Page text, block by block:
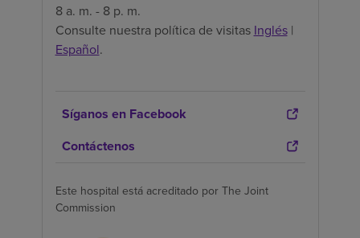
8 a. m. - 8 p. m.
Consulte nuestra política de visitas Inglés|
Español.
Síganos en Facebook
Contáctenos
Este hospital está acreditado por The Joint
Commission